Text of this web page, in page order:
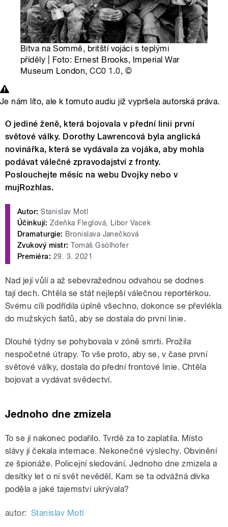
Bitva na Sommě, britští vojáci s teplými
příděly | Foto: Ernest Brooks, Imperial War
Museum London,CC0 1.0, ©
Je nám líto, ale k tomuto audiu již vypršela autorská práva.
O jediné ženě, která bojovala v přední linii první
světové války. Dorothy Lawrencová byla anglická
novinářka, která se vydávala za vojáka, aby mohla
podávat válečné zpravodajství z fronty.
Poslouchejte měsíc na webu Dvojky nebo v
mujRozhlas.
Autor: Stanislav Motl
Účinkují: Zdeňka Fleglová, Libor Vacek
Dramaturgie: Bronislava Janečková
Zvukový mistr: Tomáš Gsölhofer
Premiéra: 29. 3. 2021
Nad její vůlí a až sebevražednou odvahou se dodnes
tají dech. Chtěla se stát nejlepší válečnou reportérkou.
Svému cíli podřídila úplně všechno, dokonce se převlékla
do mužských šatů, aby se dostala do první linie.
Dlouhé týdny se pohybovala v zóně smrti. Prožila
nespočetné útrapy. To vše proto, aby se, v čase první
světové války, dostala do přední frontové linie. Chtěla
bojovat a vydávat svědectví.
Jednoho dne zmizela
To se jí nakonec podařilo. Tvrdě za to zaplatila. Místo
slávy jí čekala internace. Nekonečné výslechy. Obvinění
ze špionáže. Policejní sledování. Jednoho dne zmizela a
desítky let o ní svět nevěděl. Kam se ta odvážná dívka
poděla a jaké tajemství ukrývala?
autor: Stanislav Motl